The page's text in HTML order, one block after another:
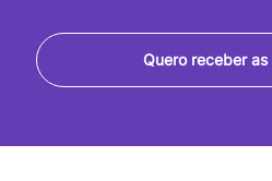
Quero receber